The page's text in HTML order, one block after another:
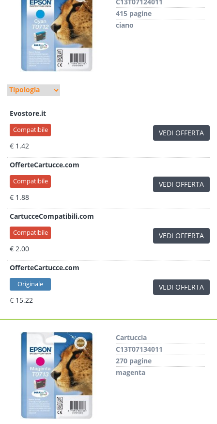
415 pagine
ciano
Evostore.it
Compatibile
€ 1.42
VEDI OFFERTA
OfferteCartucce.com
Compatibile
€ 1.88
VEDI OFFERTA
CartucceCompatibili.com
Compatibile
€ 2.00
VEDI OFFERTA
OfferteCartucce.com
Originale
€ 15.22
VEDI OFFERTA
Cartuccia
C13T07134011
270 pagine
magenta